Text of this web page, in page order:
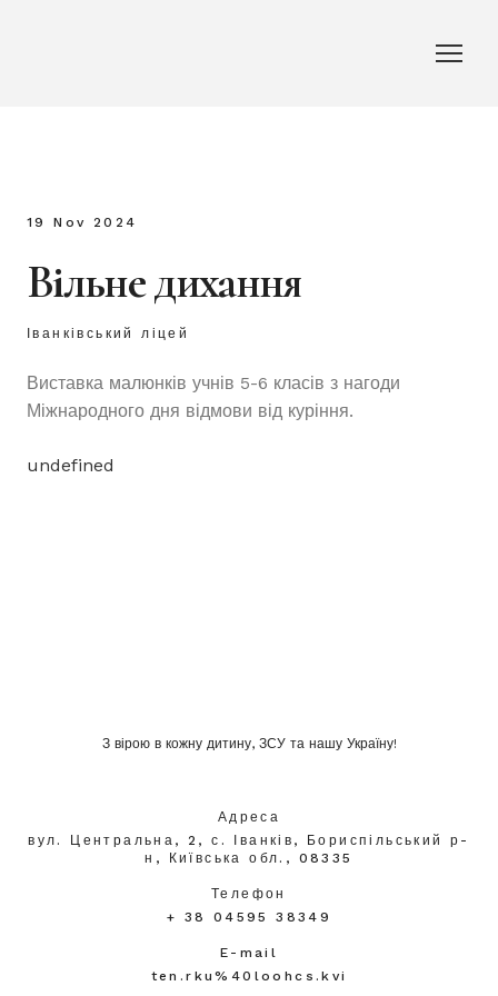
19 Nov 2024
Вільне дихання
Іванківський ліцей
Виставка малюнків учнів 5-6 класів з нагоди
Міжнародного дня відмови від куріння.
undefined
З вірою в кожну дитину, ЗСУ та нашу Україну!
Адреса
вул. Центральна, 2, с. Іванків, Бориспільський р-
н, Київська обл., 08335
Телефон
+ 38 04595 38349
E-mail
ten.rku%40loohcs.kvi